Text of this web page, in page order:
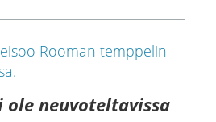
neuvoteltavissa